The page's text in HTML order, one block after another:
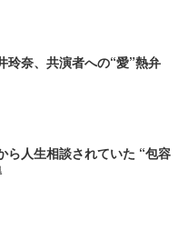
奈、共演者への“愛”熱弁
ら人生相談されていた “包容